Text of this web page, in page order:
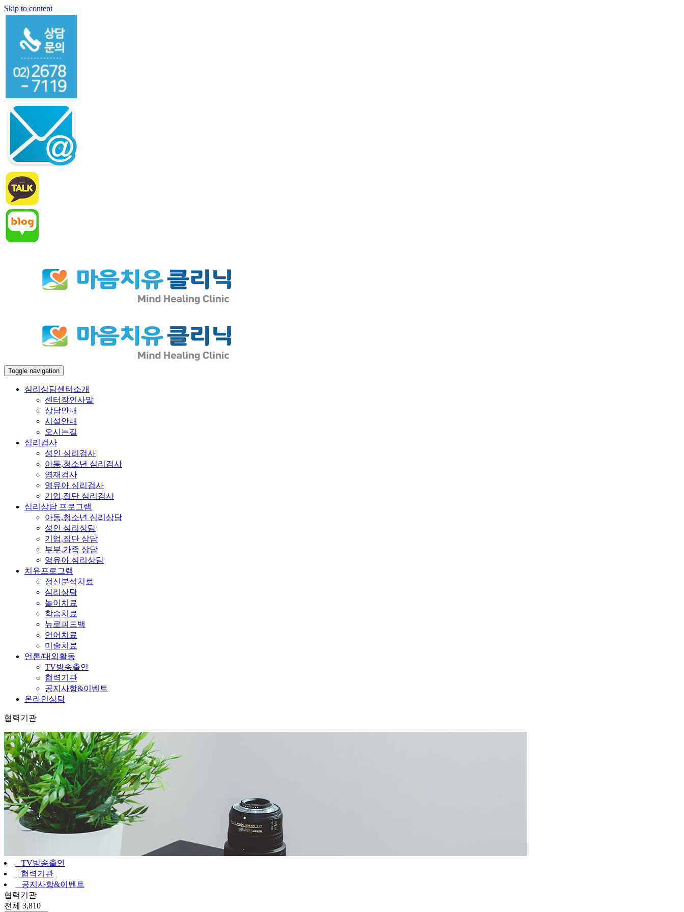
Skip to content
Toggle navigation
심리상담센터소개
센터장인사말
상담안내
시설안내
오시는길
심리검사
성인 심리검사
아동,청소년 심리검사
영재검사
영유아 심리검사
기업,집단 심리검사
심리상담 프로그램
아동,청소년 심리상담
성인 심리상담
기업,집단 상담
부부,가족 상담
영유아 심리상담
치유프로그램
정신분석치료
심리상담
놀이치료
학습치료
뉴로피드백
언어치료
미술치료
언론/대외활동
TV방송출연
협력기관
공지사항&이벤트
온라인상담
협력기관
TV방송출연
| 협력기관
공지사항&이벤트
협력기관
전체 3,810